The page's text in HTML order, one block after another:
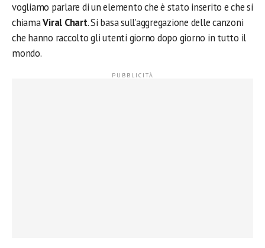
vogliamo parlare di un elemento che è stato inserito e che si
chiamaViral Chart. Si basa sull’aggregazione delle canzoni
che hanno raccolto gli utenti giorno dopo giorno in tutto il
mondo.